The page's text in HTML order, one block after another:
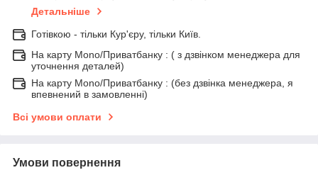
Детальніше
Готівкою - тільки Кур'єру, тільки Київ.
На карту Mono/Приватбанку : ( з дзвінком менеджера для
уточнення деталей)
На карту Mono/Приватбанку : (без дзвінка менеджера, я
впевнений в замовленні)
Всі умови оплати
Умови повернення